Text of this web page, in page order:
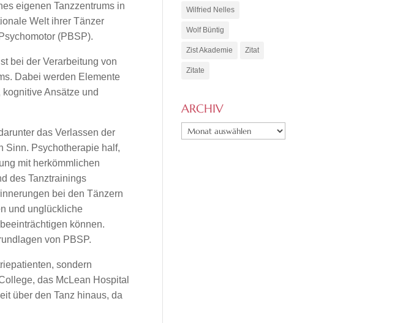
eigenen Tanzzentrums in
Welt ihrer Tänzer
(PBSP).
bei der Verarbeitung von
Dabei werden Elemente
Ansätze und
das Verlassen der
Sinn. Psychotherapie half,
mit herkömmlichen
des Tanztrainings
bei den Tänzern
und unglückliche
können.
von PBSP.
sondern
das McLean Hospital
über den Tanz hinaus, da
Wilfried Nelles
Wolf Büntig
Zist Akademie Zitat
Zitate
ARCHIV
ARCHIV